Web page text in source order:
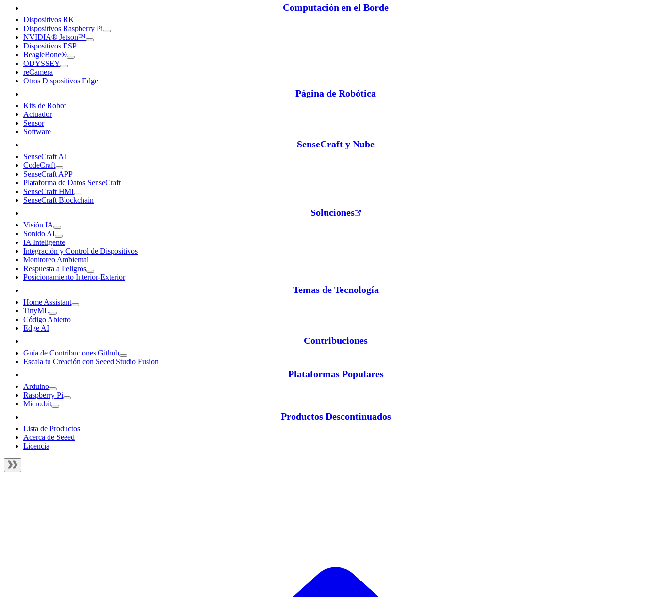
Computación en el Borde
Dispositivos RK
Dispositivos Raspberry Pi
NVIDIA® Jetson™
Dispositivos ESP
BeagleBone®
ODYSSEY
reCamera
Otros Dispositivos Edge
Página de Robótica
Kits de Robot
Actuador
Sensor
Software
SenseCraft y Nube
SenseCraft AI
CodeCraft
SenseCraft APP
Plataforma de Datos SenseCraft
SenseCraft HMI
SenseCraft Blockchain
Soluciones
Visión IA
Sonido AI
IA Inteligente
Integración y Control de Dispositivos
Monitoreo Ambiental
Respuesta a Peligros
Posicionamiento Interior-Exterior
Temas de Tecnología
Home Assistant
TinyML
Código Abierto
Edge AI
Contribuciones
Guía de Contribuciones Github
Escala tu Creación con Seeed Studio Fusion
Plataformas Populares
Arduino
Raspberry Pi
Micro:bit
Productos Descontinuados
Lista de Productos
Acerca de Seeed
Licencia